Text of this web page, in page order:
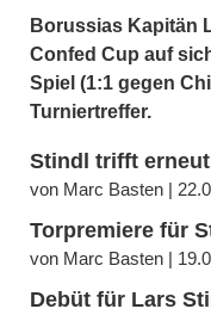
Borussias Kapitän
Confed Cup auf
Spiel (1:1 gegen
Turniertreffer.
Stindl trifft erneut
von Marc Basten |
Torpremiere für
von Marc Basten |
Debüt für Lars